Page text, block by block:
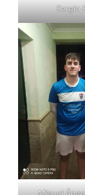
Sergio
Miguel